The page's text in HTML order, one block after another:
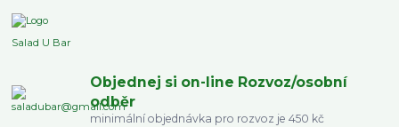
Salad U Bar
Objednej si on-line Rozvoz/osobní
odběr
minimální objednávka pro rozvoz je 450 kč